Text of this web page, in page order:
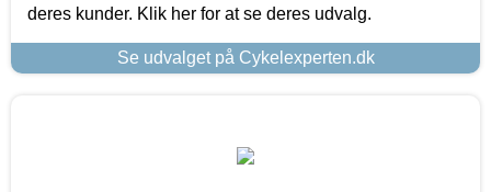
deres kunder. Klik her for at se deres udvalg.
Se udvalget på Cykelexperten.dk